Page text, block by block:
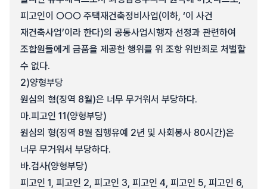
피고인이 ○○○ 주택재건축정비사업(이하, ‘이 사건
재건축사업’이라 한다)의 공동사업시행자 선정과 관련하여
조합원들에게 금품을 제공한 행위를 위 조항 위반죄로 처벌할
수 없다.
2)양형부당
원심의 형(징역 8월)은 너무 무거워서 부당하다.
마.피고인 11(양형부당)
원심의 형(징역 8월 집행유예 2년 및 사회봉사 80시간)은
너무 무거워서 부당하다.
바.검사(양형부당)
피고인 1, 피고인 2, 피고인 3, 피고인 4, 피고인 5, 피고인 6,